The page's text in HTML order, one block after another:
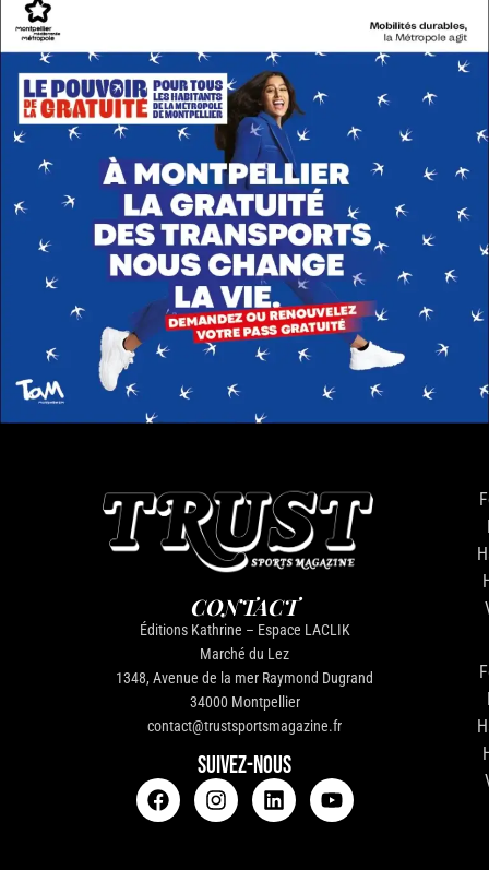
CONTACT
Éditions Kathrine – Espace LACLIK
Marché du Lez
1348, Avenue de la mer Raymond Dugrand
34000 Montpellier
contact@trustsportsmagazine.fr
SUIVEZ-NOUS